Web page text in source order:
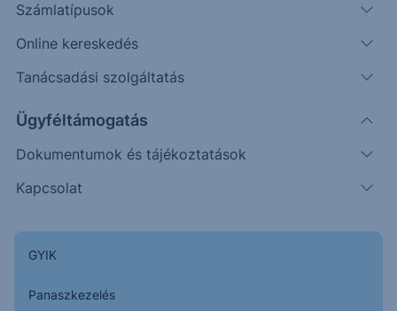
Számlatípusok
Online kereskedés
Tanácsadási szolgáltatás
Ügyféltámogatás
Dokumentumok és tájékoztatások
Kapcsolat
GYIK
Panaszkezelés
25.6000
Napon belüli Historikus